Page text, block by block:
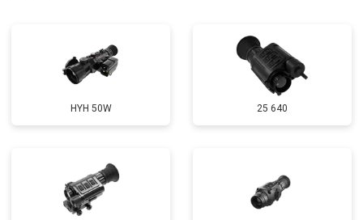
HYH 50W 25 640